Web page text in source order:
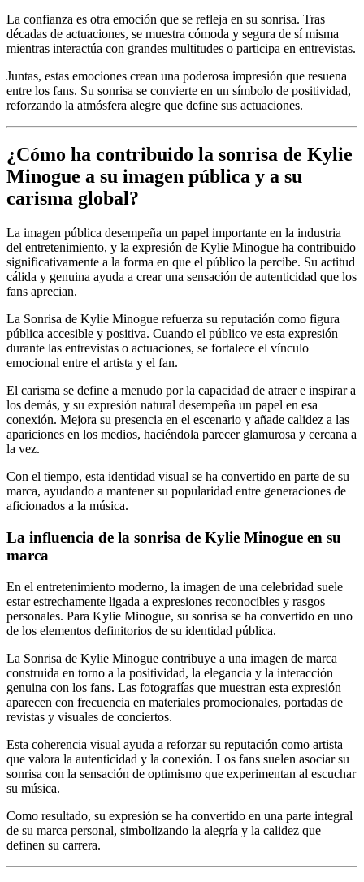
La confianza es otra emoción que se refleja en su sonrisa. Tras
décadas de actuaciones, se muestra cómoda y segura de sí misma
mientras interactúa con grandes multitudes o participa en entrevistas.
Juntas, estas emociones crean una poderosa impresión que resuena
entre los fans. Su sonrisa se convierte en un símbolo de positividad,
reforzando la atmósfera alegre que define sus actuaciones.
¿Cómo ha contribuido la sonrisa de Kylie
Minogue a su imagen pública y a su
carisma global?
La imagen pública desempeña un papel importante en la industria
del entretenimiento, y la expresión de Kylie Minogue ha contribuido
significativamente a la forma en que el público la percibe. Su actitud
cálida y genuina ayuda a crear una sensación de autenticidad que los
fans aprecian.
La Sonrisa de Kylie Minogue refuerza su reputación como figura
pública accesible y positiva. Cuando el público ve esta expresión
durante las entrevistas o actuaciones, se fortalece el vínculo
emocional entre el artista y el fan.
El carisma se define a menudo por la capacidad de atraer e inspirar a
los demás, y su expresión natural desempeña un papel en esa
conexión. Mejora su presencia en el escenario y añade calidez a las
apariciones en los medios, haciéndola parecer glamurosa y cercana a
la vez.
Con el tiempo, esta identidad visual se ha convertido en parte de su
marca, ayudando a mantener su popularidad entre generaciones de
aficionados a la música.
La influencia de la sonrisa de Kylie Minogue en su
marca
En el entretenimiento moderno, la imagen de una celebridad suele
estar estrechamente ligada a expresiones reconocibles y rasgos
personales. Para Kylie Minogue, su sonrisa se ha convertido en uno
de los elementos definitorios de su identidad pública.
La Sonrisa de Kylie Minogue contribuye a una imagen de marca
construida en torno a la positividad, la elegancia y la interacción
genuina con los fans. Las fotografías que muestran esta expresión
aparecen con frecuencia en materiales promocionales, portadas de
revistas y visuales de conciertos.
Esta coherencia visual ayuda a reforzar su reputación como artista
que valora la autenticidad y la conexión. Los fans suelen asociar su
sonrisa con la sensación de optimismo que experimentan al escuchar
su música.
Como resultado, su expresión se ha convertido en una parte integral
de su marca personal, simbolizando la alegría y la calidez que
definen su carrera.